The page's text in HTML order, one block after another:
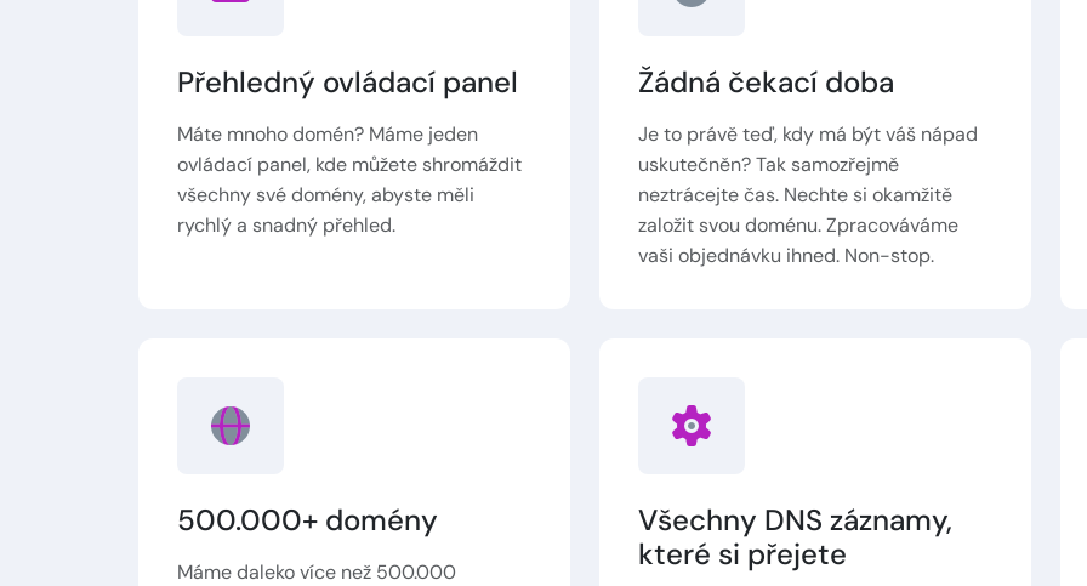
Přehledný ovládací panel
Máte mnoho domén? Máme jeden
ovládací panel, kde můžete shromáždit
všechny své domény, abyste měli
rychlý a snadný přehled.
Žádná čekací doba
Je to právě teď, kdy má být váš nápad
uskutečněn? Tak samozřejmě
neztrácejte čas. Nechte si okamžitě
založit svou doménu. Zpracováváme
vaši objednávku ihned. Non-stop.
500.000+ domény
Máme daleko více než 500.000
Všechny DNS záznamy,
které si přejete